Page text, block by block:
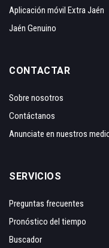
Aplicación móvil Extra Jaén
Jaén Genuino
CONTACTAR
Sobre nosotros
Contáctanos
Anunciate en nuestros
SERVICIOS
Preguntas frecuentes
Pronóstico del tiempo
Buscador